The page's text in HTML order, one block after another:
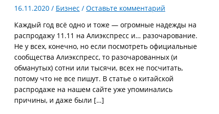
16.11.2020/ Бизнес /Оставьте комментарий
Каждый год всё одно и тоже — огромные надежды на
распродажу 11.11 на Алиэкспресс и… разочарование.
Не у всех, конечно, но если посмотреть официальные
сообщества Алиэкспресс, то разочарованных (и
обманутых) сотни или тысячи, всех не посчитать,
потому что не все пишут. В статье о китайской
распродаже на нашем сайте уже упоминались
причины, и даже были […]